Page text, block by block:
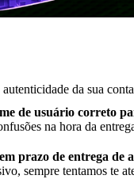
da sua
de usuário correto
na hora da
prazo de entrega de
sempre tentamos te